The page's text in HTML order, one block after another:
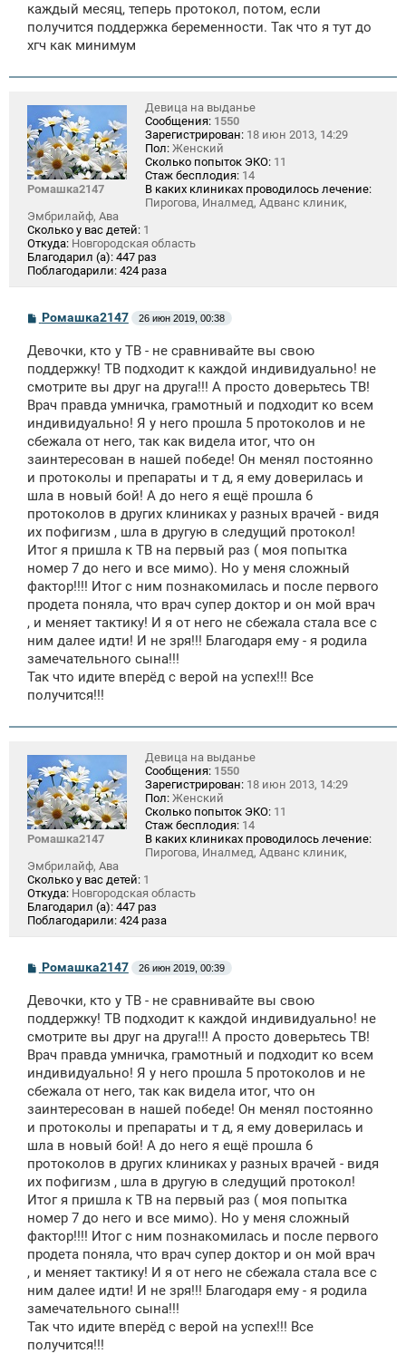
н
и
каждый месяц, теперь протокол, потом, если
получится поддержка беременности. Так что я тут до
хгч как минимум
Ромашка2147
Девица на выданье
Сообщения: 1550
Зарегистрирован: 18 июн 2013, 14:29
Пол: Женский
Сколько попыток ЭКО: 11
Стаж бесплодия: 14
В каких клиниках проводилось лечение:
Пирогова, Иналмед, Адванс клиник,
Эмбрилайф, Ава
Сколько у вас детей: 1
Откуда: Новгородская область
Благодарил (а): 447 раз
Поблагодарили: 424 раза
С
о
б
щ
е
н
и
е
Ромашка2147 26 июн 2019, 00:38
Девочки, кто у ТВ - не сравнивайте вы свою
поддержку! ТВ подходит к каждой индивидуально! не
смотрите вы друг на друга!!! А просто доверьтесь ТВ!
Врач правда умничка, грамотный и подходит ко всем
индивидуально! Я у него прошла 5 протоколов и не
сбежала от него, так как видела итог, что он
заинтересован в нашей победе! Он менял постоянно
и протоколы и препараты и т д, я ему доверилась и
шла в новый бой! А до него я ещё прошла 6
протоколов в других клиниках у разных врачей - видя
их пофигизм , шла в другую в следущий протокол!
Итог я пришла к ТВ на первый раз ( моя попытка
номер 7 до него и все мимо). Но у меня сложный
фактор!!!! Итог с ним познакомилась и после первого
продета поняла, что врач супер доктор и он мой врач
, и меняет тактику! И я от него не сбежала стала все с
ним далее идти! И не зря!!! Благодаря ему - я родила
замечательного сына!!!
Так что идите вперёд с верой на успех!!! Все
получится!!!
Ромашка2147
Девица на выданье
Сообщения: 1550
Зарегистрирован: 18 июн 2013, 14:29
Пол: Женский
Сколько попыток ЭКО: 11
Стаж бесплодия: 14
В каких клиниках проводилось лечение:
Пирогова, Иналмед, Адванс клиник,
Эмбрилайф, Ава
Сколько у вас детей: 1
Откуда: Новгородская область
Благодарил (а): 447 раз
Поблагодарили: 424 раза
С
о
б
щ
е
н
и
е
Ромашка2147 26 июн 2019, 00:39
Девочки, кто у ТВ - не сравнивайте вы свою
поддержку! ТВ подходит к каждой индивидуально! не
смотрите вы друг на друга!!! А просто доверьтесь ТВ!
Врач правда умничка, грамотный и подходит ко всем
индивидуально! Я у него прошла 5 протоколов и не
сбежала от него, так как видела итог, что он
заинтересован в нашей победе! Он менял постоянно
и протоколы и препараты и т д, я ему доверилась и
шла в новый бой! А до него я ещё прошла 6
протоколов в других клиниках у разных врачей - видя
их пофигизм , шла в другую в следущий протокол!
Итог я пришла к ТВ на первый раз ( моя попытка
номер 7 до него и все мимо). Но у меня сложный
фактор!!!! Итог с ним познакомилась и после первого
продета поняла, что врач супер доктор и он мой врач
, и меняет тактику! И я от него не сбежала стала все с
ним далее идти! И не зря!!! Благодаря ему - я родила
замечательного сына!!!
Так что идите вперёд с верой на успех!!! Все
получится!!!